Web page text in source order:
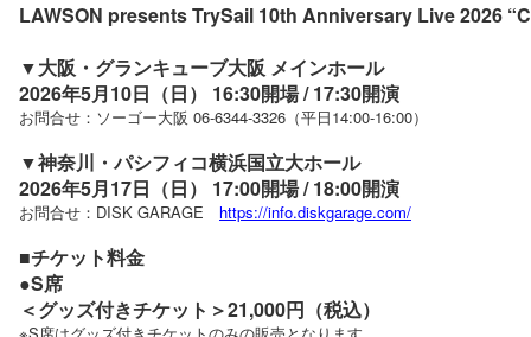
LAWSON presents TrySail 10th Anniversary Live 2026
▼大阪・グランキューブ大阪 メインホール
2026年5月10日（日） 16:30開場 / 17:30開演
お問合せ：ソーゴー大阪 06-6344-3326（平日14:00-16:00）
▼神奈川・パシフィコ横浜国立大ホール
2026年5月17日（日） 17:00開場 / 18:00開演
お問合せ：DISK GARAGE https://info.diskgarage.com/
■チケット料金
●S席
＜グッズ付きチケット＞21,000円（税込）